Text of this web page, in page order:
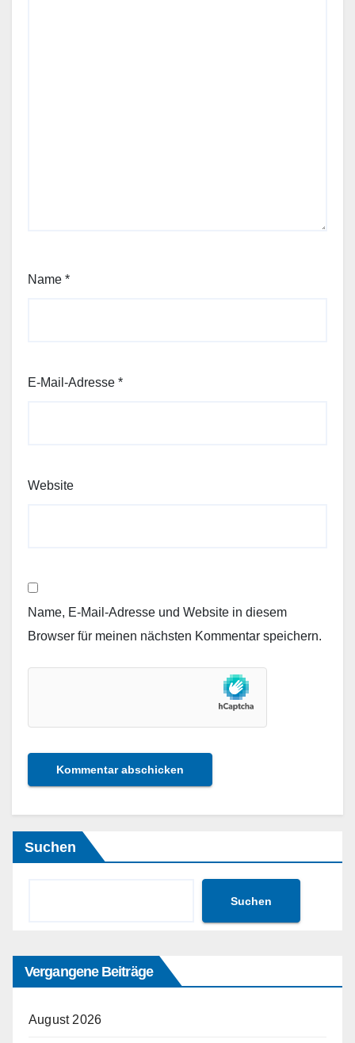
Name *
E-Mail-Adresse *
Website
Name, E-Mail-Adresse und Website in diesem
Browser für meinen nächsten Kommentar speichern.
Suchen
Suchen
Vergangene Beiträge
August 2026